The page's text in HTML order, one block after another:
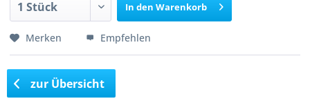
In den Warenkorb
Merken Empfehlen
zur Übersicht